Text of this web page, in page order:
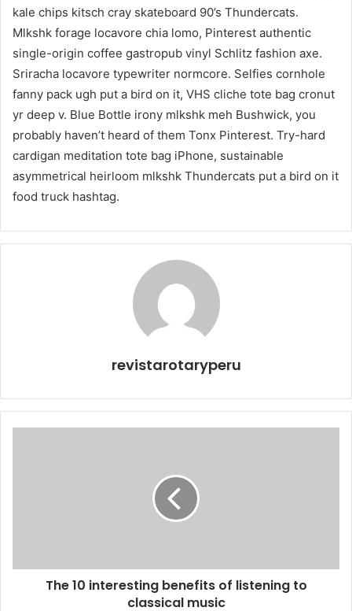
kale chips kitsch cray skateboard 90’s Thundercats.
Mlkshk forage locavore chia lomo, Pinterest authentic
single-origin coffee gastropub vinyl Schlitz fashion axe.
Sriracha locavore typewriter normcore. Selfies cornhole
fanny pack ugh put a bird on it, VHS cliche tote bag cronut
yr deep v. Blue Bottle irony mlkshk meh Bushwick, you
probably haven’t heard of them Tonx Pinterest. Try-hard
cardigan meditation tote bag iPhone, sustainable
asymmetrical heirloom mlkshk Thundercats put a bird on it
food truck hashtag.
revistarotaryperu
The 10 interesting benefits of listening to
classical music